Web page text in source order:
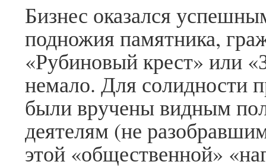
Бизнес оказался
подножия памятника,
«Рубиновый крест» или
немало. Для солидности
были вручены видным
деятелям (не
этой «общественной»